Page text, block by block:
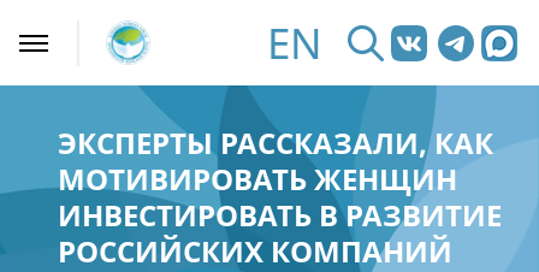
EN
ЭКСПЕРТЫ РАССКАЗАЛИ, КАК
МОТИВИРОВАТЬ ЖЕНЩИН
ИНВЕСТИРОВАТЬ В РАЗВИТИЕ
РОССИЙСКИХ КОМПАНИЙ